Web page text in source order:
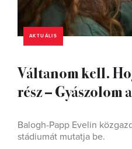
AKTUÁLIS
Váltanom kell.
rész – Gyászolom
Balogh-Papp Evelin
stádiumát mutatja be.